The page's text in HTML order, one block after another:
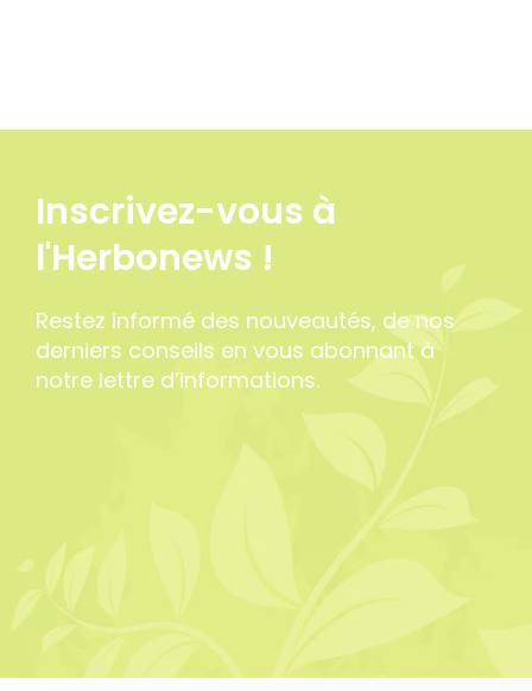
Inscrivez-vous à
l'Herbonews !
Restez informé des nouveautés, de nos
derniers conseils en vous abonnant à
notre lettre d’informations.